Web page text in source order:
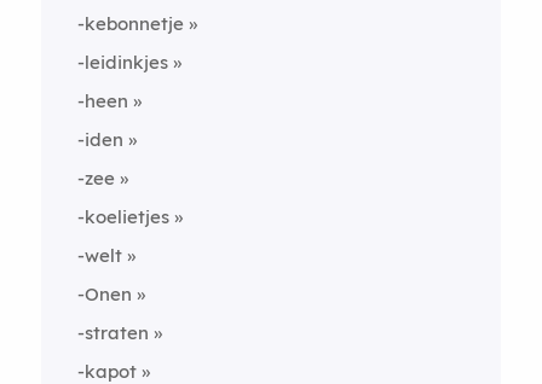
-kebonnetje
-leidinkjes
-heen
-iden
-zee
-koelietjes
-welt
-Onen
-straten
-kapot